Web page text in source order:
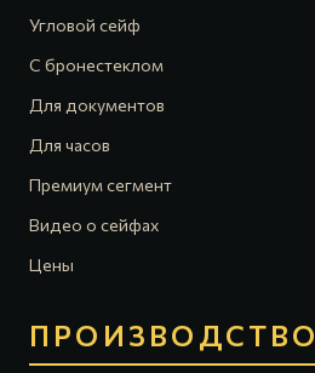
Угловой сейф
С бронестеклом
Для документов
Для часов
Премиум сегмент
Видео о сейфах
Цены
ПРОИЗВОДСТВО